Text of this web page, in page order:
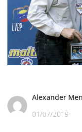
Alexander
01/07/2019